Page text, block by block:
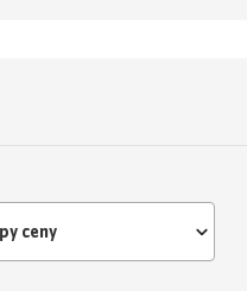
ceny